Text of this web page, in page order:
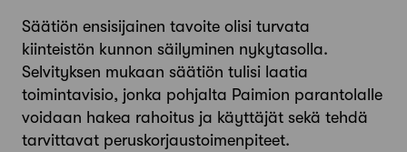
Säätiön ensisijainen tavoite olisi turvata
kiinteistön kunnon säilyminen nykytasolla.
Selvityksen mukaan säätiön tulisi laatia
toimintavisio, jonka pohjalta Paimion parantolalle
voidaan hakea rahoitus ja käyttäjät sekä tehdä
tarvittavat peruskorjaustoimenpiteet.